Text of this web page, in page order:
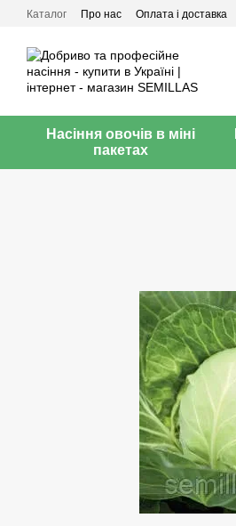
Перейти до основного контенту
Каталог Про нас Оплата і доставка
Насіння овочів в міні
пакетах